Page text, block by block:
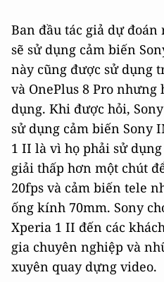
Ban đầu tác giả dự
sẽ sử dụng cảm biến
này cũng được sử dụng
và OnePlus 8 Pro nhưng
dụng. Khi được hỏi,
sử dụng cảm biến Sony
1 II là vì họ phải sử
giải thấp hơn một chút
20fps và cảm biến tele
ống kính 70mm. Sony
Xperia 1 II đến các
gia chuyên nghiệp và
xuyên quay dựng video.